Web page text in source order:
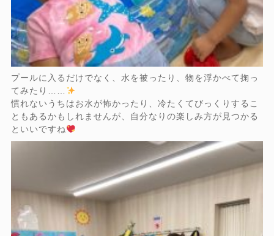
プールに入るだけでなく、水を被ったり、物を浮かべて掬っ
てみたり……
慣れないうちはお水が怖かったり、冷たくてびっくりするこ
ともあるかもしれませんが、自分なりの楽しみ方が見つかる
といいですね